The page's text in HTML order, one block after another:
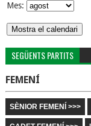
Mes:
SEGÜENTS PARTITS
FEMENÍ
SÈNIOR FEMENÍ >>>